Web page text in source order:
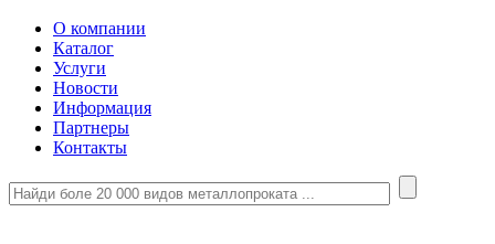
О компании
Каталог
Услуги
Новости
Информация
Партнеры
Контакты